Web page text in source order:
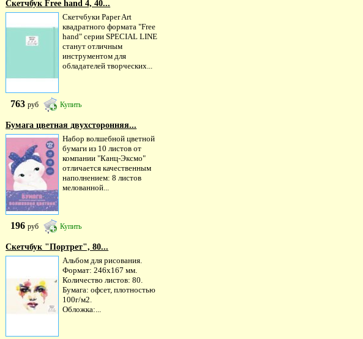
Скетчбук Free hand 4, 40...
Скетчбуки Paper Art
квадратного формата "Free
hand" серии SPECIAL LINE
станут отличным
инструментом для
обладателей творческих...
763руб Купить
Бумага цветная двухсторонняя...
Набор волшебной цветной
бумаги из 10 листов от
компании "Канц-Эксмо"
отличается качественным
наполнением: 8 листов
мелованной...
196руб Купить
Скетчбук "Портрет", 80...
Альбом для рисования.
Формат: 246х167 мм.
Количество листов: 80.
Бумага: офсет, плотностью
100г/м2.
Обложка:...